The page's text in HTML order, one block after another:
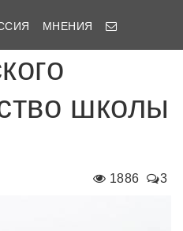
МНЕНИЯ
школы
1886 3